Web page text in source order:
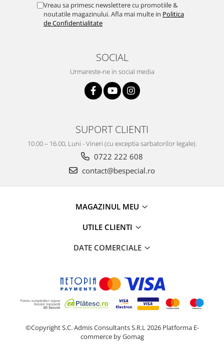
Vreau sa primesc newslettere cu promotiile &
noutatile magazinului. Afla mai multe in Politica
de Confidentialitate
SOCIAL
Urmareste-ne in social media
SUPORT CLIENTI
10.00 – 16.00, Luni - Vineri (cu exceptia sarbatorilor legale).
0722 222 608
contact@bespecial.ro
MAGAZINUL MEU
UTILE CLIENTI
DATE COMERCIALE
©Copyright S.C. Admis Consultants S.R.L 2026 Platforma E-
commerce by Gomag